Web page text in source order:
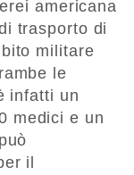
americana
trasporto di
militare
le
infatti un
medici e un
il